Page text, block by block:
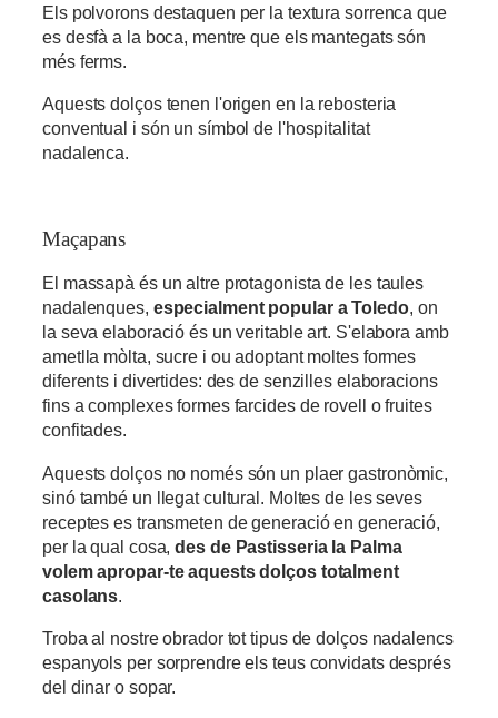
Els polvorons destaquen per la textura sorrenca que
es desfà a la boca, mentre que els mantegats són
més ferms.
Aquests dolços tenen l'origen en la rebosteria
conventual i són un símbol de l'hospitalitat
nadalenca.
Maçapans
El massapà és un altre protagonista de les taules
nadalenques, especialment popular a Toledo, on
la seva elaboració és un veritable art. S'elabora amb
ametlla mòlta, sucre i ou adoptant moltes formes
diferents i divertides: des de senzilles elaboracions
fins a complexes formes farcides de rovell o fruites
confitades.
Aquests dolços no només són un plaer gastronòmic,
sinó també un llegat cultural. Moltes de les seves
receptes es transmeten de generació en generació,
per la qual cosa,des de Pastisseria la Palma
volem apropar-te aquests dolços totalment
casolans
Troba al nostre obrador tot tipus de dolços nadalencs
espanyols per sorprendre els teus convidats després
del dinar o sopar.